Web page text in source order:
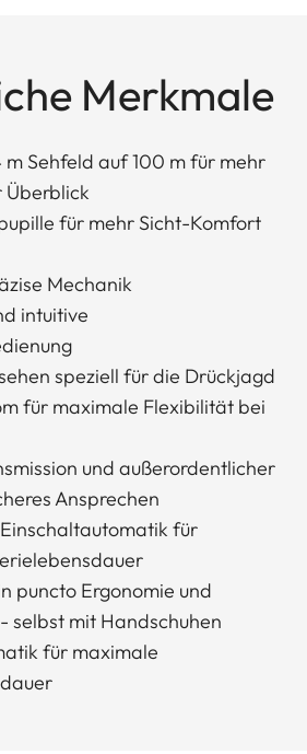
Merkmale
m Sehfeld auf 100 m für mehr
Überblick
für mehr Sicht-Komfort
Mechanik
intuitive
speziell für die Drückjagd
für maximale Flexibilität bei
und außerordentlicher
Ansprechen
für
puncto Ergonomie und
selbst mit Handschuhen
für maximale